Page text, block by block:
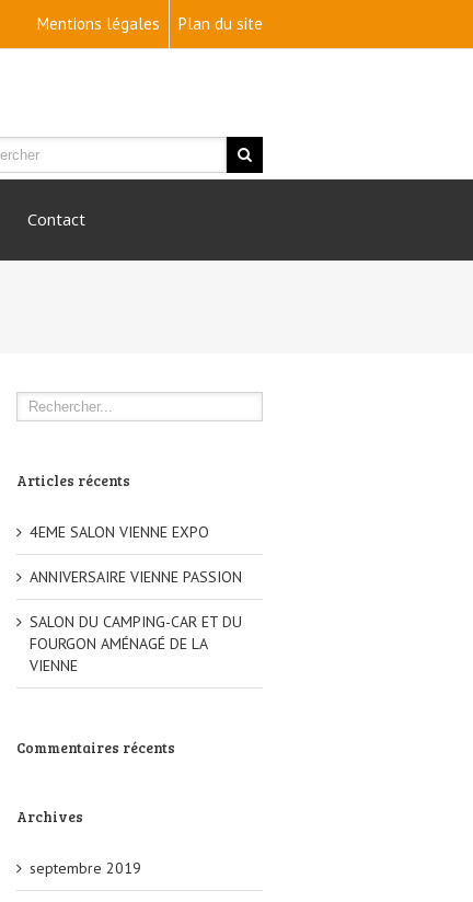
Mentions légales Plan du site
Contact
Articles récents
4EME SALON VIENNE EXPO
ANNIVERSAIRE VIENNE PASSION
SALON DU CAMPING-CAR ET DU
FOURGON AMÉNAGÉ DE LA
VIENNE
Commentaires récents
Archives
septembre 2019